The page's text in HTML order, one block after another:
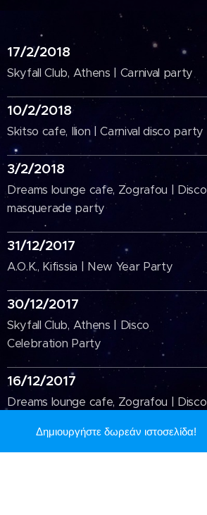
17/2/2018
Skyfall Club, Athens | Carnival party
10/2/2018
Skitso cafe, Ilion | Carnival disco party
3/2/2018
Dreams lounge cafe, Zografou | Disco
masquerade party
31/12/2017
A.O.K., Kifissia | New Year Party
30/12/2017
Skyfall Club, Athens | Disco
Celebration Party
16/12/2017
Dreams lounge cafe, Zografou | Disco
Δημιουργήστε δωρεάν ιστοσελίδα!